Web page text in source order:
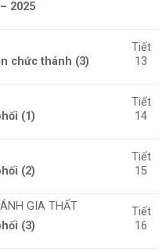
2025
chức thánh (3)
Tiết
13
(1)
Tiết
14
(2)
Tiết
15
GIA THẤT
(3)
Tiết
16